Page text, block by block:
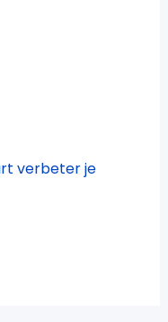
verbeter je